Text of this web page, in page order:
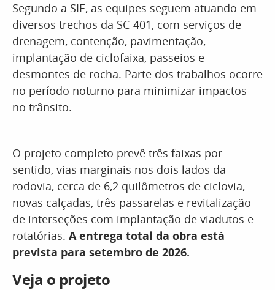
Segundo a SIE, as equipes seguem atuando em
diversos trechos da SC-401, com serviços de
drenagem, contenção, pavimentação,
implantação de ciclofaixa, passeios e
desmontes de rocha. Parte dos trabalhos ocorre
no período noturno para minimizar impactos
no trânsito.
O projeto completo prevê três faixas por
sentido, vias marginais nos dois lados da
rodovia, cerca de 6,2 quilômetros de ciclovia,
novas calçadas, três passarelas e revitalização
de interseções com implantação de viadutos e
rotatórias. A entrega total da obra está
prevista para setembro de 2026.
Veja o projeto